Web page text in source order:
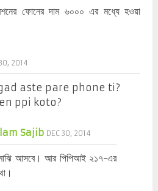
ফোনের দাম ৬০০০ এর মধ্যে হওয়া
2014
aste pare phone ti?
ppi koto?
Sajib DEC 30, 2014
আসবে। আর পিপিআই ২১৭-এর